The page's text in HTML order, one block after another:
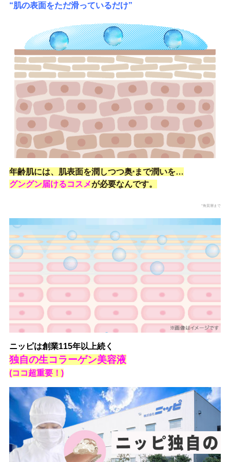
“肌の表面をただ滑っているだけ”
年齢肌には、肌表面を潤しつつ奥*まで潤いを…
グングン届けるコスメが必要なんです。
*角質層まで
ニッピは創業115年以上続く
独自の生コラーゲン美容液
(ココ超重要！)